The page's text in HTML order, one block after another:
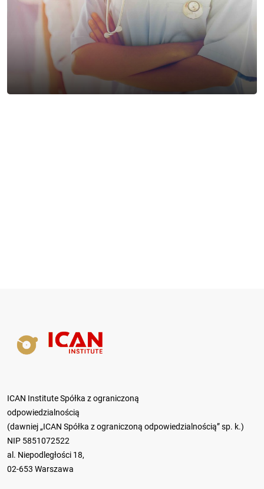
ICAN Institute Spółka z ograniczoną
odpowiedzialnością
(dawniej „ICAN Spółka z ograniczoną odpowiedzialnością” sp. k.)
NIP 5851072522
al. Niepodległości 18,
02-653 Warszawa